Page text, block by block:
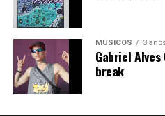
MÚSICOS 3
Gabriel
break